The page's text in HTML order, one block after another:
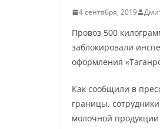
4 сентября, 2019
Провоз 500
заблокировали
оформления
Как сообщили в
границы,
молочной